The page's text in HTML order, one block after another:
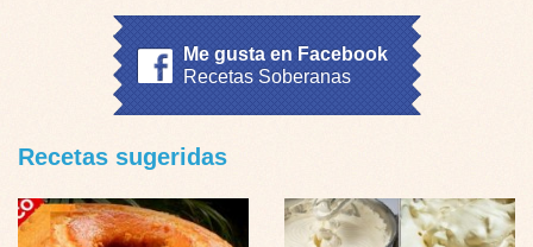
Me gusta en Facebook
Recetas Soberanas
Recetas sugeridas